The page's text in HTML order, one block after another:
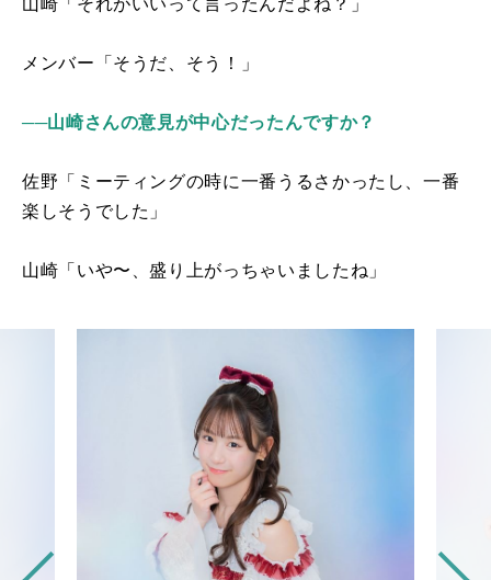
メンバー「そうだ、そう！」
──山崎さんの意見が中心だったんですか？
佐野「ミーティングの時に一番うるさかったし、一番
楽しそうでした」
山崎「いや〜、盛り上がっちゃいましたね」